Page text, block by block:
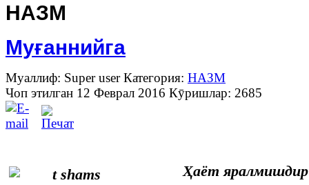
НАЗМ
Муғаннийга
Муаллиф: Super userКатегория: НАЗМ
Чоп этилган 12 Феврал 2016 Кӯришлар: 2685
Ҳаёт яралмишдир